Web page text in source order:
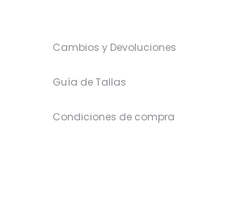
Cambios y Devoluciones
Guía de Tallas
Condiciones de compra